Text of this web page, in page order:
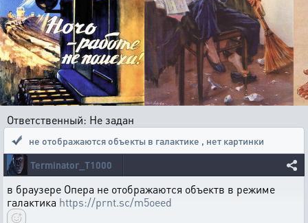
Ответственный: Не задан
не отображаются объекты в галактике , нет картинки
Terminator_T1000
в браузере Опера не отображаются объектв в режиме
галактика https://prnt.sc/m5oeed